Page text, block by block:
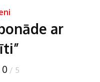
ar
0 / 5